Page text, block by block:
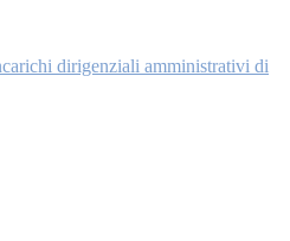
dirigenziali amministrativi di